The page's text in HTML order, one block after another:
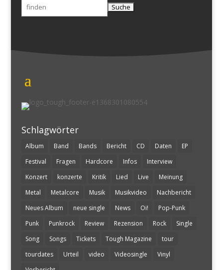
Suchen
nach:
Schlagwörter
Album Band Bands Bericht CD Daten
EP
Festival
Fragen Hardcore Infos
Interview
Konzert
konzerte Kritik Lied Live
Meinung
Metal
Metalcore Musik Musikvideo
Nachbericht
Neues Album
neue single News Oi!
Pop-Punk
Punk
Punkrock Review Rezension Rock
Single
Song
Songs Tickets Tough Magazine
tour
tourdates
Urteil video Videosingle
Vinyl